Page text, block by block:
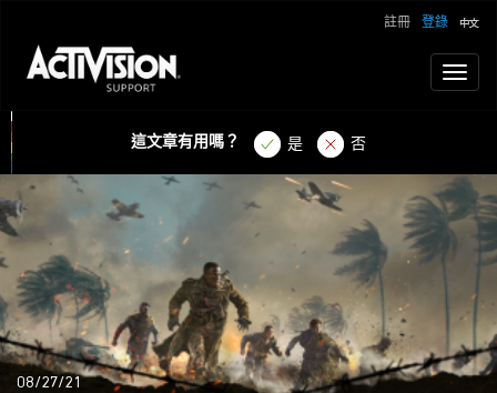
登錄
註冊
這文章有用嗎？ 是 否
08/27/21